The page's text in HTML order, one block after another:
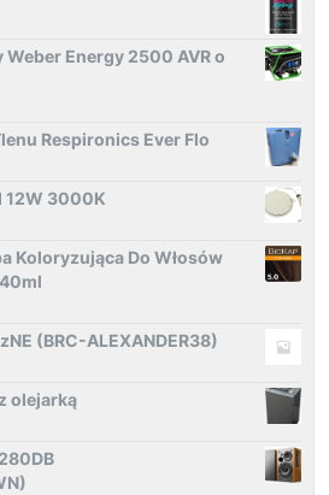
Energy 2500 AVR o
Respironics Ever Flo
12W 3000K
Koloryzująca Do Włosów
(BRC-ALEXANDER38)
olejarką